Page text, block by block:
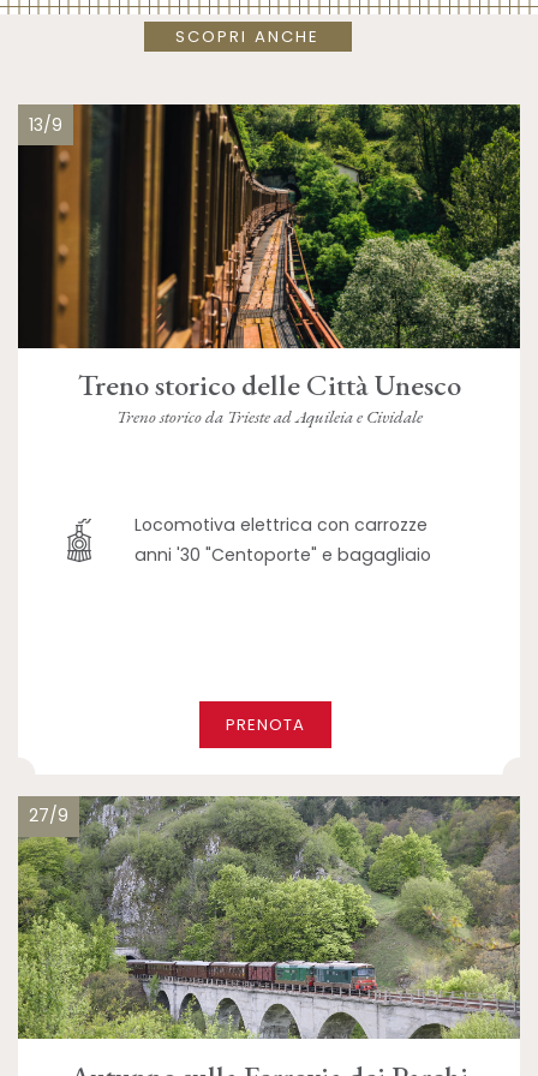
SCOPRI ANCHE
13/9
Treno storico delle Città Unesco
Treno storico da Trieste ad Aquileia e Cividale
Locomotiva elettrica con carrozze
anni '30 "Centoporte" e bagagliaio
PRENOTA
27/9